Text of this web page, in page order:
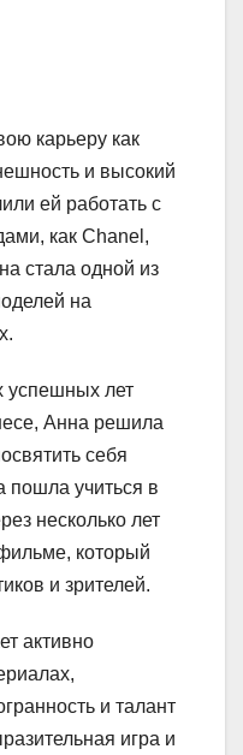
карьеру как
и высокий
ей работать с
как Chanel,
стала одной из
на
успешных лет
Анна решила
себя
пошла учиться в
несколько лет
который
и зрителей.
активно
и талант
игра и